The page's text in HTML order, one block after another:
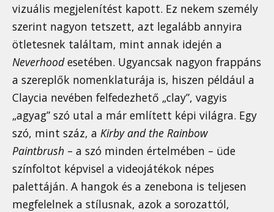
vizuális megjelenítést kapott. Ez nekem személy
szerint nagyon tetszett, azt legalább annyira
ötletesnek találtam, mint annak idején a
Neverhoodesetében. Ugyancsak nagyon frappáns
a szereplők nomenklaturája is, hiszen például a
Claycia nevében felfedezhető „clay”, vagyis
„agyag” szó utal a már említett képi világra. Egy
szó, mint száz, a Kirby and the Rainbow
Paintbrush – a szó minden értelmében – üde
színfoltot képvisel a videojátékok népes
palettáján. A hangok és a zenebona is teljesen
megfelelnek a stílusnak, azok a sorozattól,